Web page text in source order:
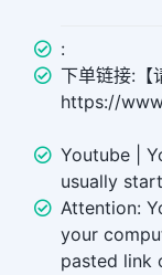
:
下单链接:【
https://
Youtube |
usually
Attention:
your
pasted link